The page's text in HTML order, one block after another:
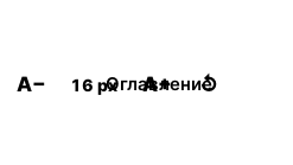
A− 16 px A+ ↺
Оглавление